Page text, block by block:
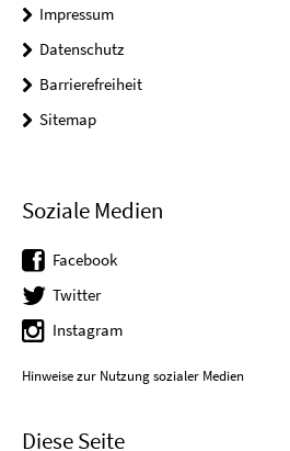
Impressum
Datenschutz
Barrierefreiheit
Sitemap
Soziale Medien
Facebook
Twitter
Instagram
Hinweise zur Nutzung sozialer Medien
Diese Seite